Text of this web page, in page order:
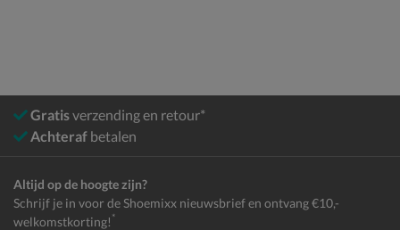
Gratisverzending en retour*
Achteraf betalen
Altijd op de hoogte zijn?
Schrijf je in voor de Shoemixx nieuwsbrief en ontvang €10,-
welkomstkorting! *